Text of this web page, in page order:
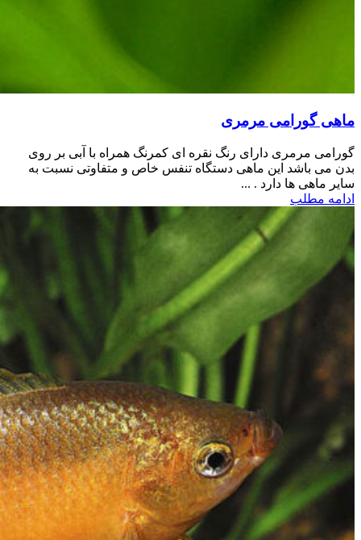
ماهی گورامی مرمری
گورامی مرمری دارای رنگ نقره ای کمرنگ همراه با آبی بر روی
بدن می باشد این ماهی دستگاه تنفس خاص و متفاوتی نسبت به
سایر ماهی ها دارد . ...
ادامه مطلب